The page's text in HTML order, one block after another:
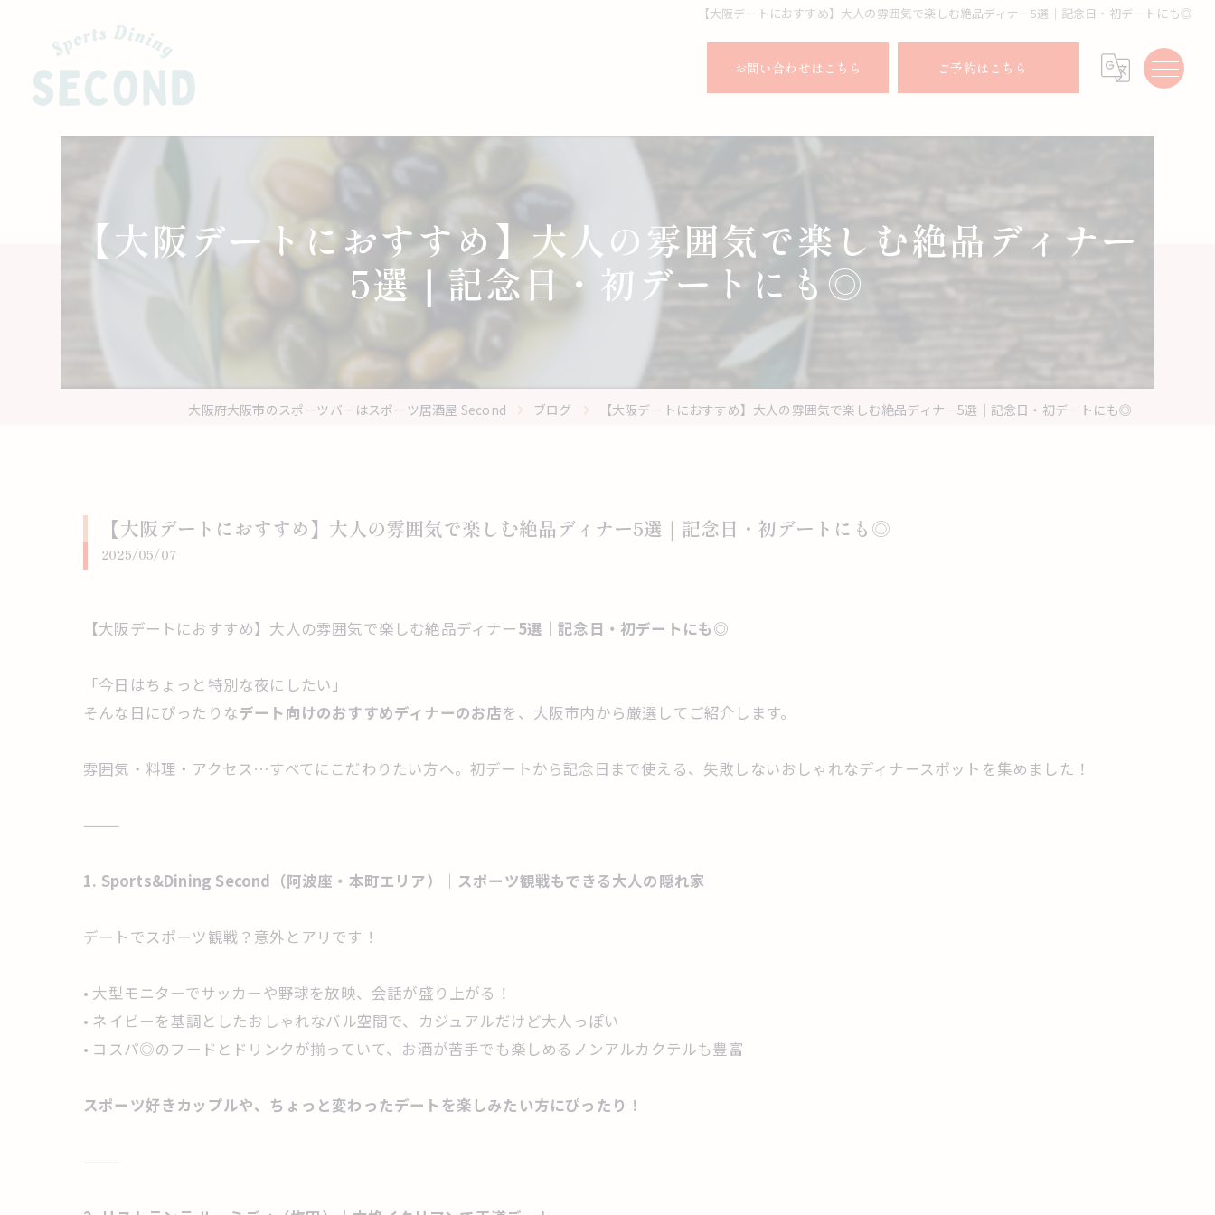
【大阪デートにおすすめ】大人の雰囲気で楽しむ絶品ディナー5選｜記念日・初デートにも◎
お問い合わせはこちら ご予約はこちら
【大阪デートにおすすめ】大人の雰囲気で楽しむ絶品ディナー
5選｜記念日・初デートにも◎
大阪府大阪市のスポーツバーはスポーツ居酒屋 Second ブログ 【大阪デートにおすすめ】大人の雰囲気で楽しむ絶品ディナー5選｜記念日・初デートにも◎
【大阪デートにおすすめ】大人の雰囲気で楽しむ絶品ディナー5選｜記念日・初デートにも◎
2025/05/07
【大阪デートにおすすめ】大人の雰囲気で楽しむ絶品ディナー5選｜記念日・初デートにも◎
「今日はちょっと特別な夜にしたい」
そんな日にぴったりなデート向けのおすすめディナーのお店を、大阪市内から厳選してご紹介します。
雰囲気・料理・アクセス…すべてにこだわりたい方へ。初デートから記念日まで使える、失敗しないおしゃれなディナースポットを集めました！
⸻
1. Sports&Dining Second（阿波座・本町エリア）｜スポーツ観戦もできる大人の隠れ家
デートでスポーツ観戦？意外とアリです！
• 大型モニターでサッカーや野球を放映、会話が盛り上がる！
• ネイビーを基調としたおしゃれなバル空間で、カジュアルだけど大人っぽい
• コスパ◎のフードとドリンクが揃っていて、お酒が苦手でも楽しめるノンアルカクテルも豊富
スポーツ好きカップルや、ちょっと変わったデートを楽しみたい方にぴったり！
⸻